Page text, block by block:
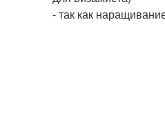
- так как